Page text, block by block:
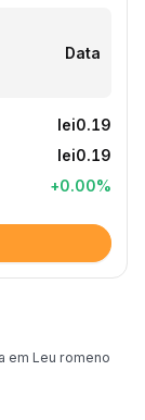
Data
lei0.19
lei0.19
+0.00%
em Leu romeno